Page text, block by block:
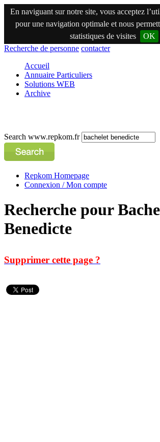
En naviguant sur notre site, vous acceptez
pour une navigation optimale et nous
statistiques de visites
OK
Recherche de personne contacter
Accueil
Annuaire Particuliers
Solutions WEB
Archive
Search www.repkom.fr
Repkom Homepage
Connexion / Mon compte
Recherche pour
Benedicte
Supprimer cette page ?